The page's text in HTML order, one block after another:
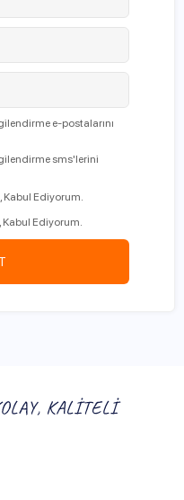
e-postalarını
sms'lerini
Kabul Ediyorum.
Ediyorum.